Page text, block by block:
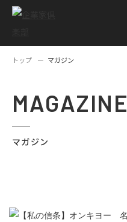
トップ マガジン
MAGAZINE
マガジン